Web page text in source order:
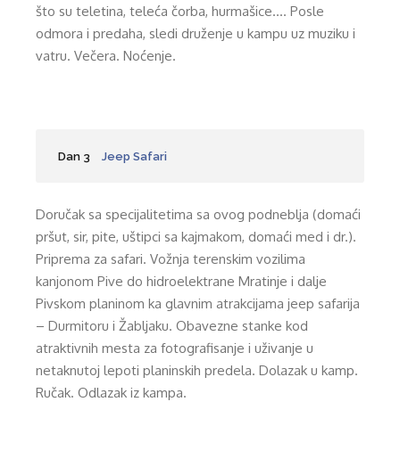
što su teletina, teleća čorba, hurmašice…. Posle
odmora i predaha, sledi druženje u kampu uz muziku i
vatru. Večera. Noćenje.
Dan 3 Jeep Safari
Doručak sa specijalitetima sa ovog podneblja (domaći
pršut, sir, pite, uštipci sa kajmakom, domaći med i dr.).
Priprema za safari. Vožnja terenskim vozilima
kanjonom Pive do hidroelektrane Mratinje i dalje
Pivskom planinom ka glavnim atrakcijama jeep safarija
– Durmitoru i Žabljaku. Obavezne stanke kod
atraktivnih mesta za fotografisanje i uživanje u
netaknutoj lepoti planinskih predela. Dolazak u kamp.
Ručak. Odlazak iz kampa.